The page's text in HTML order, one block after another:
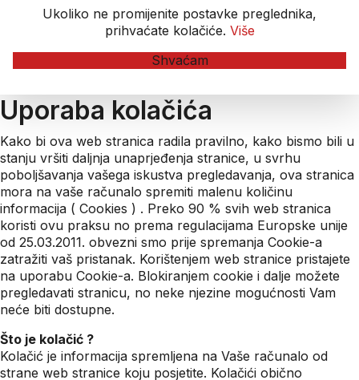
Ukoliko ne promijenite postavke preglednika,
prihvaćate kolačiće. Više
Shvaćam
Uporaba kolačića
Kako bi ova web stranica radila pravilno, kako bismo bili u
stanju vršiti daljnja unaprjeđenja stranice, u svrhu
poboljšavanja vašega iskustva pregledavanja, ova stranica
mora na vaše računalo spremiti malenu količinu
informacija ( Cookies ) . Preko 90 % svih web stranica
koristi ovu praksu no prema regulacijama Europske unije
od 25.03.2011. obvezni smo prije spremanja Cookie-a
zatražiti vaš pristanak. Korištenjem web stranice pristajete
na uporabu Cookie-a. Blokiranjem cookie i dalje možete
pregledavati stranicu, no neke njezine mogućnosti Vam
neće biti dostupne.
Što je kolačić ?
Kolačić je informacija spremljena na Vaše računalo od
strane web stranice koju posjetite. Kolačići obično